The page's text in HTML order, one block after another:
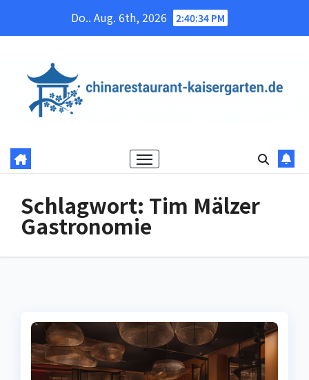
Do.. Aug. 6th, 2026 2:40:34 PM
Schlagwort: Tim Mälzer
Gastronomie